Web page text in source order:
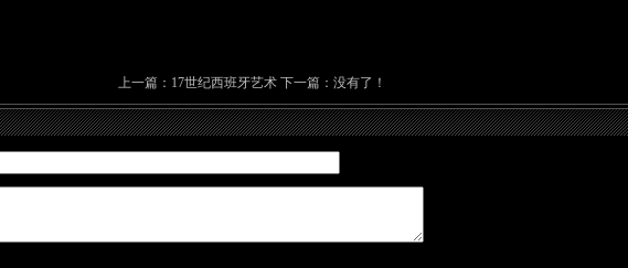
上一篇： 17世纪西班牙艺术 下一篇：没有了！